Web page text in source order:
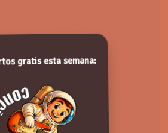
2018
gratis esta semana: